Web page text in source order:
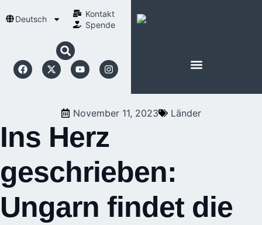
Deutsch
Kontakt
Spende
November 11, 2023 Länder
Ins Herz
geschrieben:
Ungarn findet die